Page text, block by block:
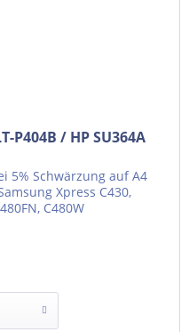
P404B / HP SU364A
5% Schwärzung auf A4
Xpress C430,
C480W